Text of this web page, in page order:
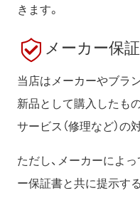
きます。
メーカー保証
当店はメーカーやブラ
新品として購入したも
サービス（修理など）の
ただし、メーカーによ
ー保証書と共に提示す